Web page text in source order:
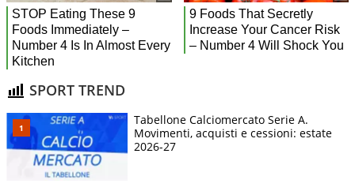
SPORT TREND
Tabellone Calciomercato Serie A.
Movimenti, acquisti e cessioni: estate
2026-27